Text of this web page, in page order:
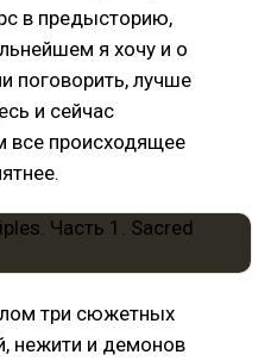
в предысторию,
я хочу и о
поговорить, лучше
и сейчас
все происходящее
три сюжетных
нежити и демонов